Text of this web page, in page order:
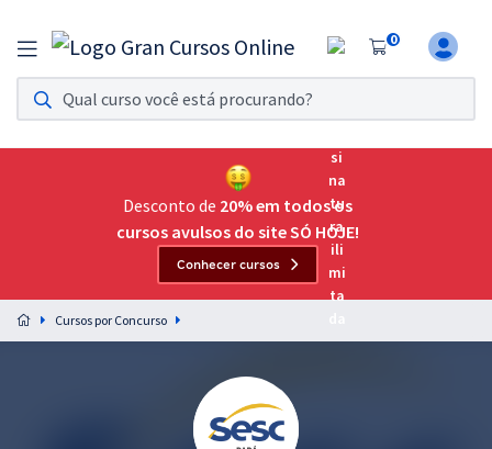
0
Assinatura Ilimitada 11
Acesso a todos os cursos. Teste grátis por 7 dias!
Assinatura OAB Até Passar
Acesso ilimitado a toda preparação para o Exame da
Preparação completa e intensiva para as principais
residências em saúde do Brasil
Desconto de 20% em todos os
cursos avulsos do site SÓ HOJE!
Conhecer cursos
Cursos por Concurso